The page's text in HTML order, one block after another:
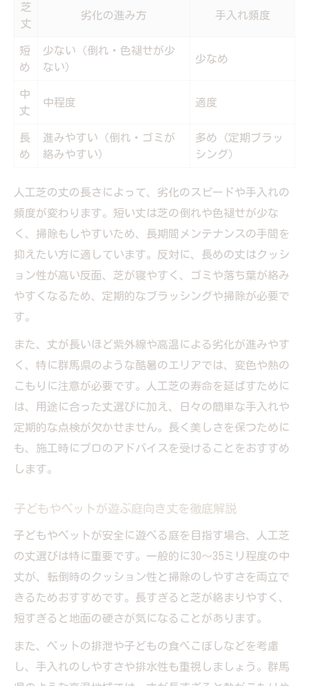
芝
丈
劣化の進み方 手入れ頻度
短
め
少ない（倒れ・色褪せが少
ない）
少なめ
中
丈
中程度 適度
長
め
進みやすい（倒れ・ゴミが
絡みやすい）
多め（定期ブラッ
シング）
人工芝の丈の長さによって、劣化のスピードや手入れの
頻度が変わります。短い丈は芝の倒れや色褪せが少な
く、掃除もしやすいため、長期間メンテナンスの手間を
抑えたい方に適しています。反対に、長めの丈はクッシ
ョン性が高い反面、芝が寝やすく、ゴミや落ち葉が絡み
やすくなるため、定期的なブラッシングや掃除が必要で
す。
また、丈が長いほど紫外線や高温による劣化が進みやす
く、特に群馬県のような酷暑のエリアでは、変色や熱の
こもりに注意が必要です。人工芝の寿命を延ばすために
は、用途に合った丈選びに加え、日々の簡単な手入れや
定期的な点検が欠かせません。長く美しさを保つために
も、施工時にプロのアドバイスを受けることをおすすめ
します。
子どもやペットが遊ぶ庭向き丈を徹底解説
子どもやペットが安全に遊べる庭を目指す場合、人工芝
の丈選びは特に重要です。一般的に30～35ミリ程度の中
丈が、転倒時のクッション性と掃除のしやすさを両立で
きるためおすすめです。長すぎると芝が絡まりやすく、
短すぎると地面の硬さが気になることがあります。
また、ペットの排泄や子どもの食べこぼしなどを考慮
し、手入れのしやすさや排水性も重視しましょう。群馬